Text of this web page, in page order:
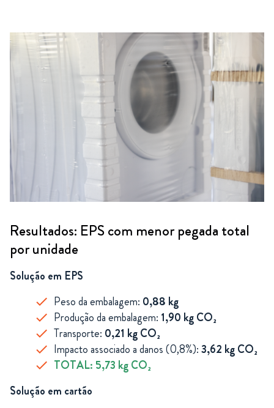
Resultados: EPS com menor pegada total
por unidade
Solução em EPS
Peso da embalagem: 0,88 kg
Produção da embalagem: 1,90 kg CO₂
Transporte: 0,21 kg CO₂
Impacto associado a danos (0,8%):3,62 kg CO₂
TOTAL: 5,73 kg CO₂
Solução em cartão